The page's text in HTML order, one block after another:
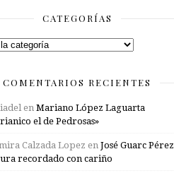
CATEGORÍAS
COMENTARIOS RECIENTES
en Mariano López Laguarta
el de Pedrosas»
Calzada Lopez en José Guarc Pérez
recordado con cariño